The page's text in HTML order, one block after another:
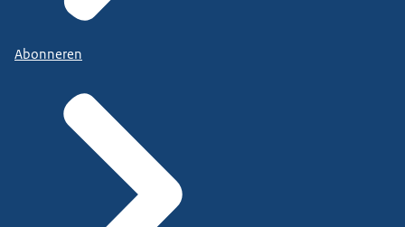
Abonneren